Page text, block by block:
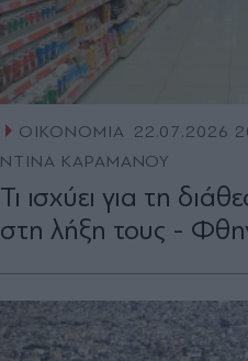
ΟΙΚΟΝΟΜΙΑ 22.07.2026
ΝΤΙΝΑ ΚΑΡΑΜΑΝΟΥ
Τι ισχύει για τη
στη λήξη τους -